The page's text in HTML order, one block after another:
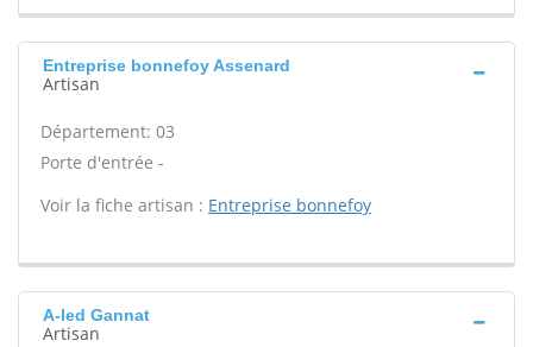
Entreprise bonnefoy Assenard
Artisan
Département: 03
Porte d'entrée -
Voir la fiche artisan : Entreprise bonnefoy
A-led Gannat
Artisan